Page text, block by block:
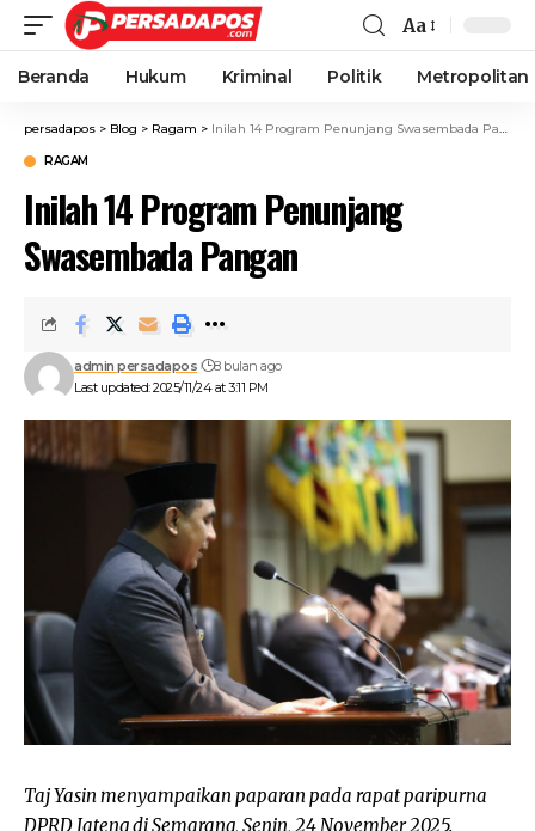
Aa
Beranda Hukum Kriminal Politik Metropolitan
persadapos > Blog > Ragam > Inilah 14 Program Penunjang Swasembada Pangan
RAGAM
Inilah 14 Program Penunjang
Swasembada Pangan
Last updated: 2025/11/24 at 3:11 PM
admin persadapos 8 bulan ago
Taj Yasin menyampaikan paparan pada rapat paripurna
DPRD Jateng di Semarang, Senin, 24 November 2025.